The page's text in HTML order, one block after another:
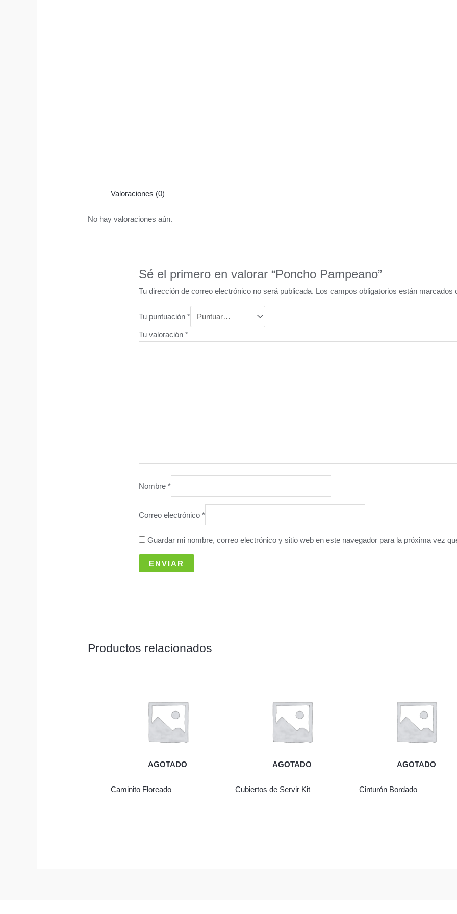
Valoraciones (0)
No hay valoraciones aún.
Sé el primero en valorar “Poncho Pampeano”
Tu dirección de correo electrónico no será publicada. Los campos obligatorios están marcados
Tu puntuación*
Tu valoración*
Nombre*
Correo electrónico*
Guardar mi nombre, correo electrónico y sitio web en este navegador para la próxima vez
Productos relacionados
AGOTADO
Caminito Floreado
AGOTADO
Cubiertos de Servir Kit
AGOTADO
Cinturón Bordado